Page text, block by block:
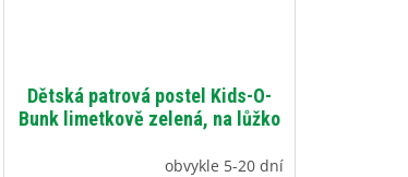
Dětská patrová postel Kids-O-
Bunk limetkově zelená, na lůžko
obvykle 5-20 dní